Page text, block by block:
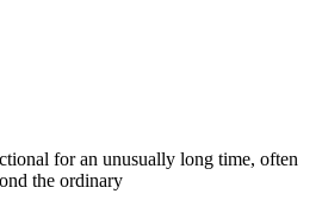
for an unusually long time, often
the ordinary